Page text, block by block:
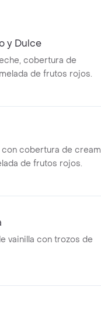
y Dulce
cobertura de
de frutos rojos.
con cobertura de cream
de frutos rojos.
vainilla con trozos de